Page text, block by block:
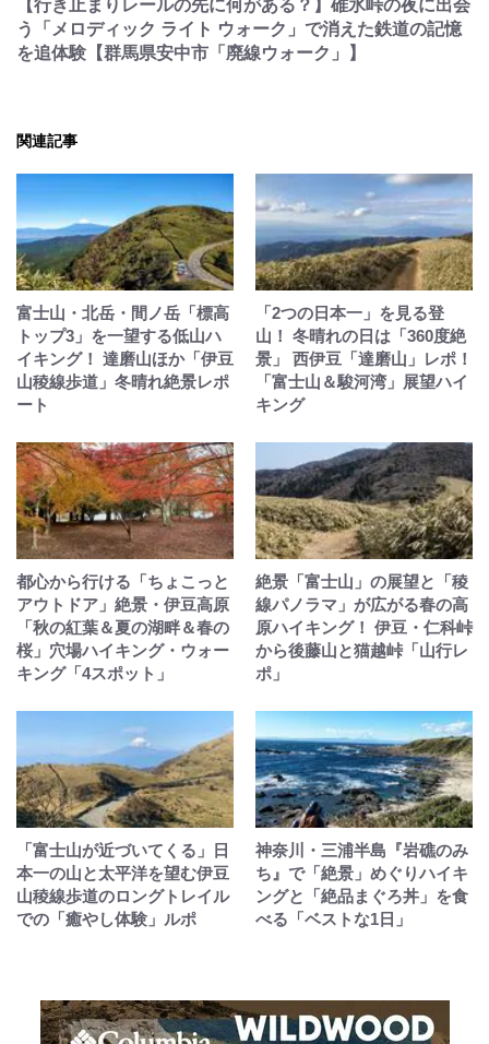
【行き止まりレールの先に何がある？】碓氷峠の夜に出会
う「メロディック ライト ウォーク」で消えた鉄道の記憶
を追体験【群馬県安中市「廃線ウォーク」】
関連記事
富士山・北岳・間ノ岳「標高
トップ3」を一望する低山ハ
イキング！ 達磨山ほか「伊豆
山稜線歩道」冬晴れ絶景レポ
ート
「2つの日本一」を見る登
山！ 冬晴れの日は「360度絶
景」 西伊豆「達磨山」レポ！
「富士山＆駿河湾」展望ハイ
キング
都心から行ける「ちょこっと
アウトドア」絶景・伊豆高原
「秋の紅葉＆夏の湖畔＆春の
桜」穴場ハイキング・ウォー
キング「4スポット」
絶景「富士山」の展望と「稜
線パノラマ」が広がる春の高
原ハイキング！ 伊豆・仁科峠
から後藤山と猫越峠「山行レ
ポ」
「富士山が近づいてくる」日
本一の山と太平洋を望む伊豆
山稜線歩道のロングトレイル
での「癒やし体験」ルポ
神奈川・三浦半島『岩礁のみ
ち』で「絶景」めぐりハイキ
ングと「絶品まぐろ丼」を食
べる「ベストな1日」